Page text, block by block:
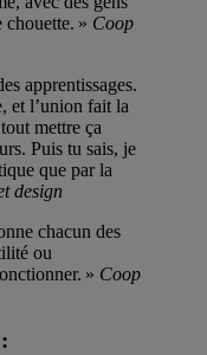
chouette. » Coop
apprentissages.
et l’union fait la
mettre ça
Puis tu sais, je
que par la
design
chacun des
ou
» Coop